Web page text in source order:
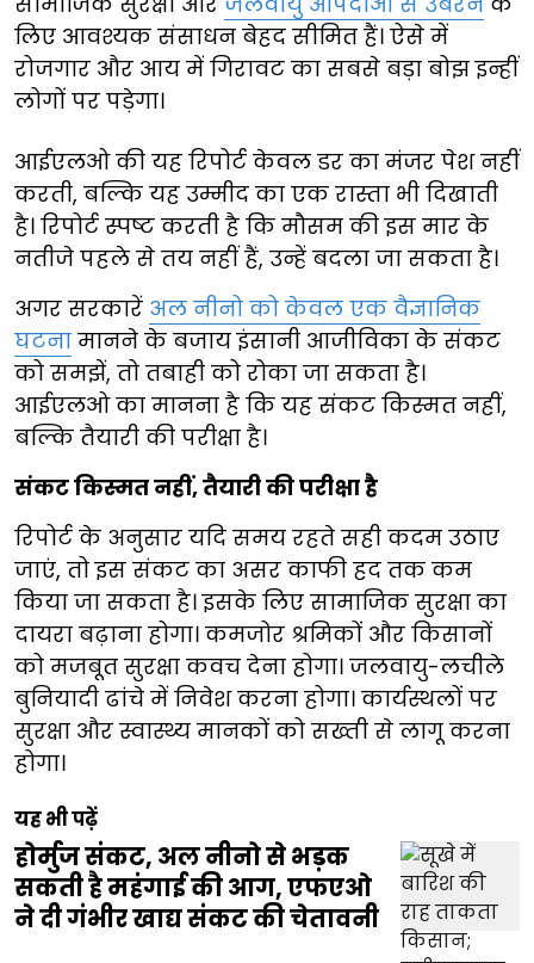
लिए आवश्यक संसाधन बेहद सीमित हैं। ऐसे में
रोजगार और आय में गिरावट का सबसे बड़ा बोझ इन्हीं
लोगों पर पड़ेगा।
आईएलओ की यह रिपोर्ट केवल डर का मंजर पेश नहीं
करती, बल्कि यह उम्मीद का एक रास्ता भी दिखाती
है। रिपोर्ट स्पष्ट करती है कि मौसम की इस मार के
नतीजे पहले से तय नहीं हैं, उन्हें बदला जा सकता है।
अगर सरकारें अल नीनो को केवल एक वैज्ञानिक
घटना मानने के बजाय इंसानी आजीविका के संकट
को समझें, तो तबाही को रोका जा सकता है।
आईएलओ का मानना है कि यह संकट किस्मत नहीं,
बल्कि तैयारी की परीक्षा है।
संकट किस्मत नहीं, तैयारी की परीक्षा है
रिपोर्ट के अनुसार यदि समय रहते सही कदम उठाए
जाएं, तो इस संकट का असर काफी हद तक कम
किया जा सकता है। इसके लिए सामाजिक सुरक्षा का
दायरा बढ़ाना होगा। कमजोर श्रमिकों और किसानों
को मजबूत सुरक्षा कवच देना होगा। जलवायु-लचीले
बुनियादी ढांचे में निवेश करना होगा। कार्यस्थलों पर
सुरक्षा और स्वास्थ्य मानकों को सख्ती से लागू करना
होगा।
यह भी पढ़ें
होर्मुज संकट, अल नीनो से भड़क
सकती है महंगाई की आग, एफएओ
ने दी गंभीर खाद्य संकट की चेतावनी